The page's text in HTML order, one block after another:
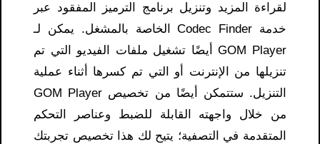
لقراءة المزيد وتنزيل برنامج الترميز المفقود عبر
خدمة Codec Finder الخاصة بالمشغل. يمكن لـ
GOM Player أيضًا تشغيل ملفات الفيديو التي تم
تنزيلها من الإنترنت أو التي تم كسرها أثناء عملية
التنزيل. ستتمكن أيضًا من تخصيص GOM Player
من خلال واجهته القابلة للضبط وعناصر التحكم
المتقدمة في التصفية؛ يتيح لك هذا تخصيص تجربتك